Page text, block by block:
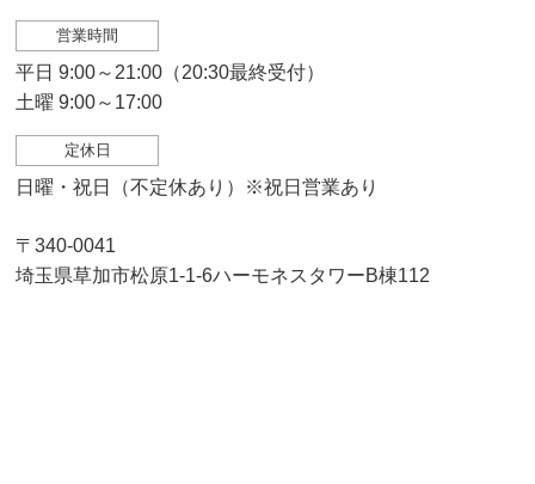
営業時間
平日 9:00～21:00（20:30最終受付）
土曜 9:00～17:00
定休日
日曜・祝日（不定休あり）※祝日営業あり
〒340-0041
埼玉県草加市松原1-1-6ハーモネスタワーB棟112